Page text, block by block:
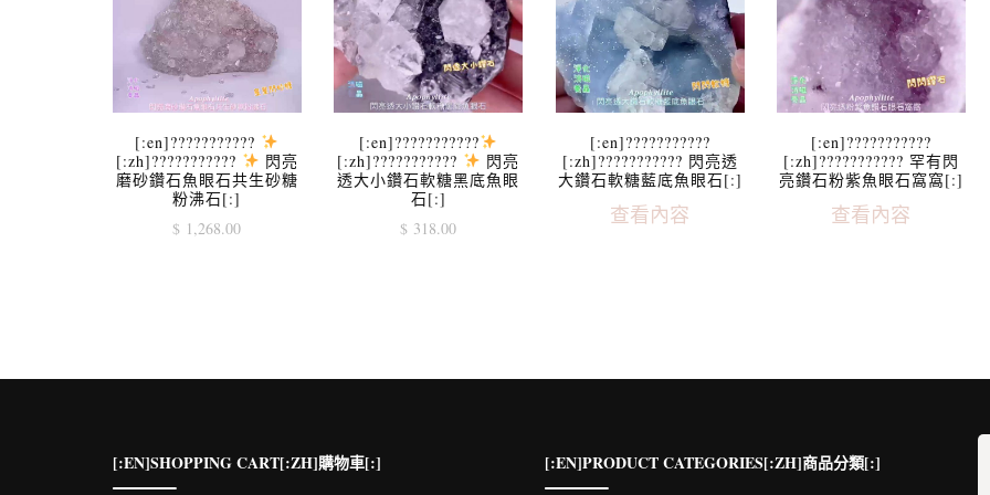
[:en]???????????
[:zh]???????????
閃亮
磨砂鑽石魚眼石共生砂糖
粉沸石[:]
$ 1,268.00
[:en]???????????
[:zh]???????????
閃亮
透大小鑽石軟糖黑底魚眼
石[:]
$ 318.00
[:en]???????????
[:zh]??????????? 閃亮透
大鑽石軟糖藍底魚眼石[:]
查看內容
[:en]???????????
[:zh]??????????? 罕有閃
亮鑽石粉紫魚眼石窩窩[:]
查看內容
[:EN]SHOPPING CART[:ZH]購物車[:] [:EN]PRODUCT CATEGORIES[:ZH]商品分類[:]